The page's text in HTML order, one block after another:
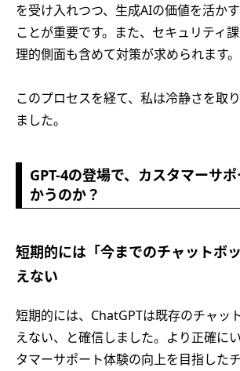
を受け入れつつ、生成AIの価値を活か
ことが重要です。また、セキュリティ
理的側面も含めて対策が求められます。
このプロセスを経て、私は冷静さを取
ました。
GPT-4の登場で、カスタマーサ
かうのか？
短期的には「今までのチャットボ
えない
短期的には、ChatGPTは既存のチャッ
えない、と確信しました。より正確に
タマーサポート体験の向上を目指した